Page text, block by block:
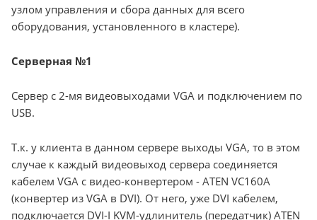
узлом управления и сбора данных для всего
оборудования, установленного в кластере).
Серверная №1
Сервер с 2-мя видеовыходами VGA и подключением по
USB.
Т.к. у клиента в данном сервере выходы VGA, то в этом
случае к каждый видеовыход сервера соединяется
кабелем VGA с видео-конвертером - ATEN VC160A
(конвертер из VGA в DVI). От него, уже DVI кабелем,
подключается DVI-I KVM-удлинитель (передатчик) ATEN